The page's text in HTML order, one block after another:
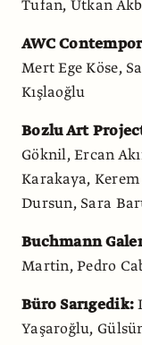
Tufan, Utkan
AWC
Mert Ege Köse,
Kışlaoğlu
Bozlu Art
Göknil, Ercan
Karakaya,
Dursun, Sara
Buchmann
Martin, Pedro
Büro Sarıgedik:
Yaşaroğlu,